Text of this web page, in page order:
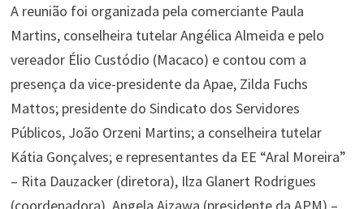
A reunião foi organizada pela comerciante Paula
Martins, conselheira tutelar Angélica Almeida e pelo
vereador Élio Custódio (Macaco) e contou com a
presença da vice-presidente da Apae, Zilda Fuchs
Mattos; presidente do Sindicato dos Servidores
Públicos, João Orzeni Martins; a conselheira tutelar
Kátia Gonçalves; e representantes da EE “Aral Moreira”
– Rita Dauzacker (diretora), Ilza Glanert Rodrigues
(coordenadora), Angela Aizawa (presidente da APM) –,